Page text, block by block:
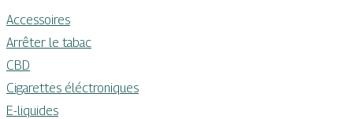
Accessoires
Arrêter le tabac
CBD
Cigarettes éléctroniques
E-liquides